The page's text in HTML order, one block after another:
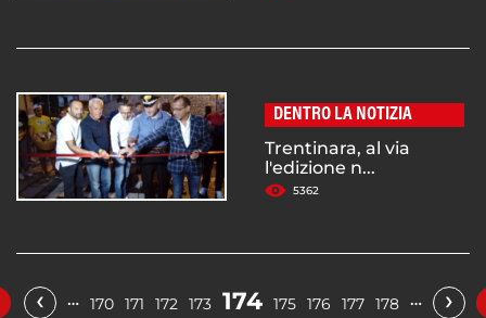
DENTRO LA NOTIZIA
Trentinara, al via
l'edizione n...
5362
‹ … 170 171 172 173 174 175 176 177 178 … ›